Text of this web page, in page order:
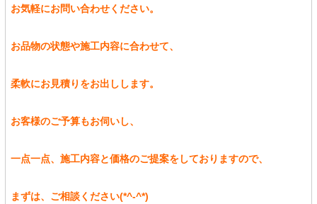
お気軽にお問い合わせください。
お品物の状態や施工内容に合わせて、
柔軟にお見積りをお出しします。
お客様のご予算もお伺いし、
一点一点、施工内容と価格のご提案をしておりますので、
まずは、ご相談ください(*^-^*)